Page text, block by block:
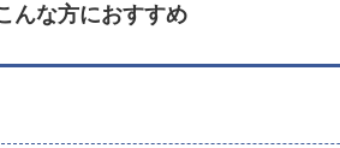
んな方におすすめ